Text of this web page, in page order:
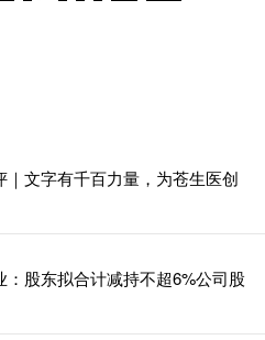
｜文字有千百力量，为苍生医创
：股东拟合计减持不超6%公司股